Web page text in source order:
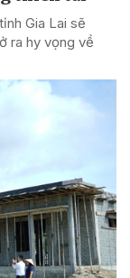
Gia Lai sẽ
ra hy vọng về